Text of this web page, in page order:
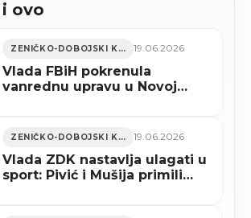
ovo
ZENIČKO-DOBOJSKI KANTON 19.06.2026
Vlada FBiH pokrenula
vanrednu upravu u Novoj
ZENIČKO-DOBOJSKI KANTON 19.06.2026
Vlada ZDK nastavlja ulagati u
sport: Pivić i Mušija primili